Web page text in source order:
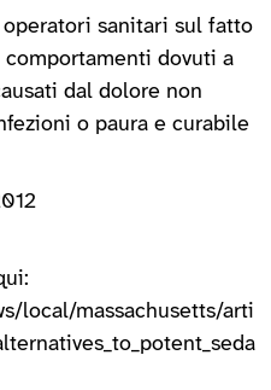
sanitari sul fatto
dovuti a
dal dolore non
o paura e curabile
local/massachusetts/arti